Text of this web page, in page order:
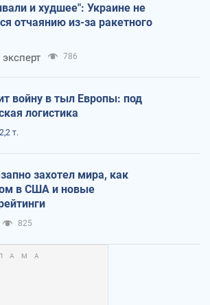
и худшее": Украине не
отчаянию из-за ракетного
786
войну в тыл Европы: под
логистика
т.
захотел мира, как
в США и новые
825